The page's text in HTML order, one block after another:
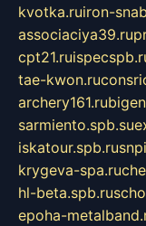
kvotka.ruiron-
associaciya39.ru
cpt21.ru
tae-kwon.ru
archery161.ru
sarmiento.spb.su
iskatour.spb.ru
krygeva-spa.ru
hl-beta.spb.ru
epoha-